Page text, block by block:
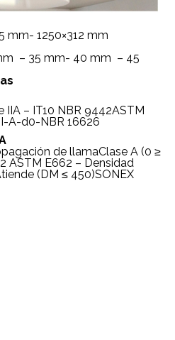
mm- 1250×312 mm
– 35 mm- 40 mm – 45
IIA – IT10 NBR 9442ASTM
A-d0-NBR 16626
de llamaClase A (0 ≥
ASTM E662 – Densidad
(DM ≤ 450)SONEX